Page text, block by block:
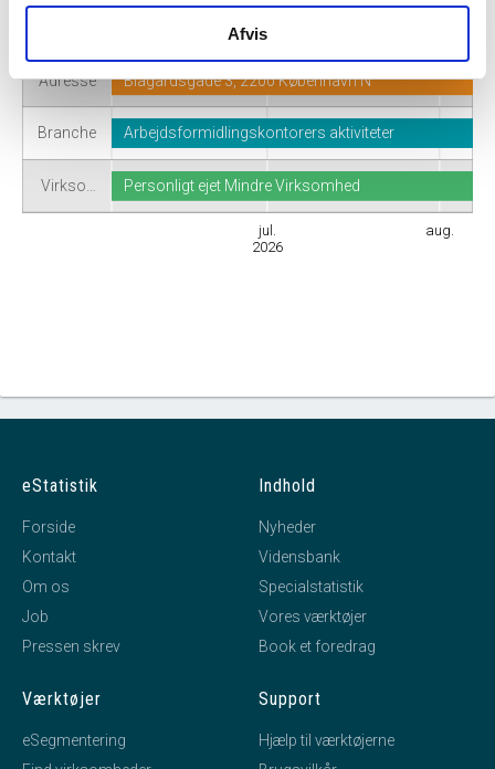
Afvis
Adresse
Branche
Virkso…
jul.
2026
aug.
Blågårdsgade 3, 2200 København N
Arbejdsformidlingskontorers aktiviteter
Personligt ejet Mindre Virksomhed
eStatistik
Forside
Kontakt
Om os
Job
Pressen skrev
Indhold
Nyheder
Vidensbank
Specialstatistik
Vores værktøjer
Book et foredrag
Værktøjer
eSegmentering
Support
Hjælp til værktøjerne